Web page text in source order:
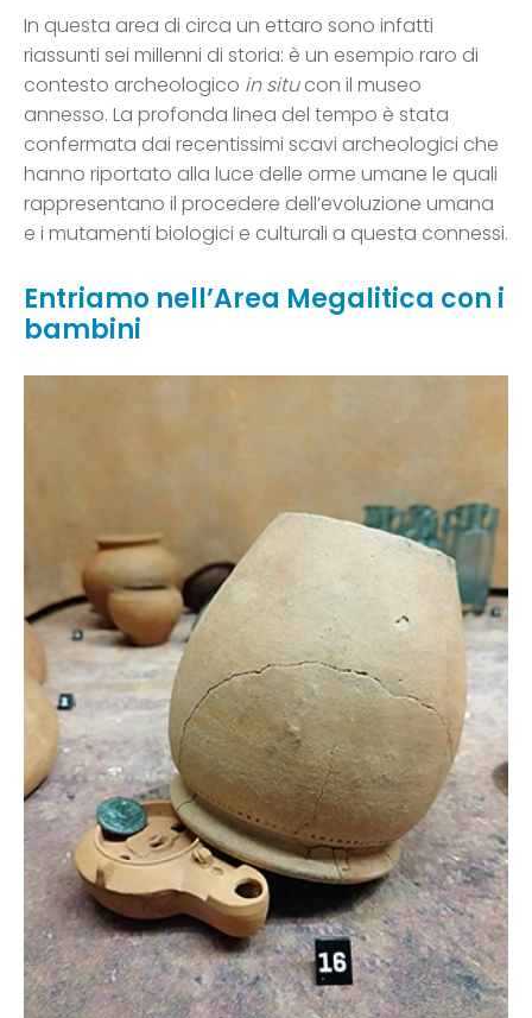
In questa area di circa un ettaro sono infatti
riassunti sei millenni di storia: è un esempio raro di
contesto archeologico in situcon il museo
annesso. La profonda linea del tempo è stata
confermata dai recentissimi scavi archeologici che
hanno riportato alla luce delle orme umane le quali
rappresentano il procedere dell’evoluzione umana
e i mutamenti biologici e culturali a questa connessi.
Entriamo nell’Area Megalitica con i
bambini